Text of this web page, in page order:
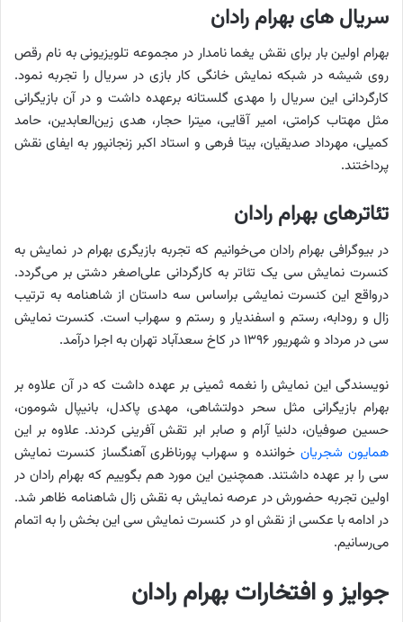
سریال های بهرام رادان
بهرام اولین بار برای نقش یغما نامدار در مجموعه تلویزیونی به نام رقص
روی شیشه در شبکه نمایش خانگی کار بازی در سریال را تجربه نمود.
کارگردانی این سریال را مهدی گلستانه برعهده داشت و در آن بازیگرانی
مثل مهتاب کرامتی، امیر آقایی، میترا حجار، هدی زین‌العابدین، حامد
کمیلی، مهرداد صدیقیان، بیتا فرهی و استاد اکبر زنجانپور به ایفای نقش
پرداختند.
تئاترهای بهرام رادان
در بیوگرافی بهرام رادان می‌خوانیم که تجربه بازیگری بهرام در نمایش به
کنسرت نمایش سی یک تئاتر به کارگردانی علی‌اصغر دشتی بر می‌گردد.
درواقع این کنسرت نمایشی براساس سه داستان از شاهنامه به ترتیب
زال و رودابه، رستم و اسفندیار و رستم و سهراب است. کنسرت نمایش
سی در مرداد و شهریور ۱۳۹۶ در کاخ سعدآباد تهران به اجرا درآمد.
نویسندگی این نمایش را نغمه ثمینی بر عهده داشت که در آن علاوه بر
بهرام بازیگرانی مثل سحر دولتشاهی، مهدی پاکدل، بانیپال شومون،
حسین صوفیان، دلنیا آرام و صابر ابر تقش آفرینی کردند. علاوه بر این
همایون شجریان خواننده و سهراب پورناظری آهنگساز کنسرت نمایش
سی را بر عهده داشتند. همچنین این مورد هم بگوییم که بهرام رادان در
اولین تجربه حضورش در عرصه نمایش به نقش زال شاهنامه ظاهر شد.
در ادامه با عکسی از نقش او در کنسرت نمایش سی این بخش را به اتمام
می‌رسانیم.
جوایز و افتخارات بهرام رادان